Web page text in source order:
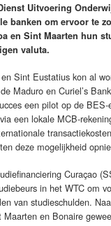
Uitvoering
banken om ervoor te
en Sint Maarten hun
valuta.
Sint Eustatius kon al
Maduro en Curiel’s
een pilot op de
een lokale MCB-
deze mogelijkheid
Curaçao
in het WTC om
van studieschulden.
en Bonaire